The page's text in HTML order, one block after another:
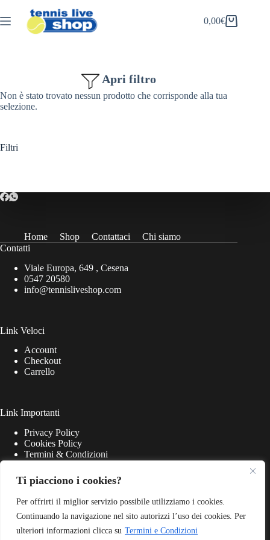
Ti piacciono i cookies?
Per offrirti il miglior servizio possibile utilizziamo i cookies.
Continuando la navigazione nel sito autorizzi l’uso dei cookies. Per
ulteriori informazioni clicca su Termini e Condizioni
al
contenuto
Carrello
0,00€
Apri filtro
Non è stato trovato nessun prodotto che corrisponde alla tua
selezione.
Filtri
Home Shop Contattaci
Chi siamo
Contatti
Viale Europa, 649 , Cesena
0547 20580
info@tennisliveshop.com
Link Veloci
Account
Checkout
Carrello
Link Importanti
Privacy Policy
Cookies Policy
Termini & Condizioni